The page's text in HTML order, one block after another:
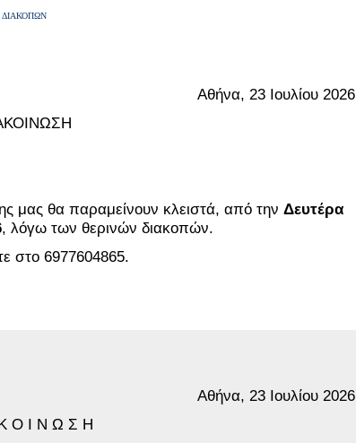
ΔΙΑΚΟΠΩΝ
Αθήνα, 23 Ιουλίου 2026
μας θα παραμείνουν κλειστά, από την Δευτέρα
, λόγω των θερινών διακοπών.
στο 6977604865.
Αθήνα, 23 Ιουλίου 2026
Ο Ι Ν Ω Σ Η